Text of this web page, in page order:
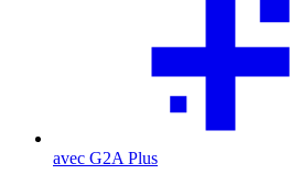
avec G2A Plus